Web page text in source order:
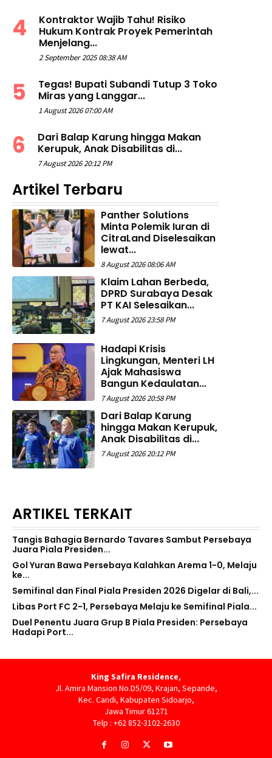
Kontraktor Wajib Tahu! Risiko
Hukum Kontrak Proyek Pemerintah
Menjelang...
2 September 2025 08:38 AM
Tegas! Bupati Subandi Tutup 3 Toko
Miras yang Langgar...
1 August 2026 07:00 AM
Dari Balap Karung hingga Makan
Kerupuk, Anak Disabilitas di...
7 August 2026 20:12 PM
Artikel Terbaru
Panther Solutions
Minta Polemik Iuran di
CitraLand Diselesaikan
lewat...
8 August 2026 08:06 AM
Klaim Lahan Berbeda,
DPRD Surabaya Desak
PT KAI Selesaikan...
7 August 2026 23:58 PM
Hadapi Krisis
Lingkungan, Menteri LH
Ajak Mahasiswa
Bangun Kedaulatan...
7 August 2026 20:58 PM
Dari Balap Karung
hingga Makan Kerupuk,
Anak Disabilitas di...
7 August 2026 20:12 PM
ARTIKEL TERKAIT
Tangis Bahagia Bernardo Tavares Sambut Persebaya
Juara Piala Presiden...
Gol Yuran Bawa Persebaya Kalahkan Arema 1-0, Melaju
ke...
Semifinal dan Final Piala Presiden 2026 Digelar di Bali,...
Libas Port FC 2-1, Persebaya Melaju ke Semifinal Piala...
Duel Penentu Juara Grup B Piala Presiden: Persebaya
Hadapi Port...
King Safira Residence,
Jl. Amira Mansion No.D5/09, Krajan, Sepande,
Kec. Candi, Kabupaten Sidoarjo,
Jawa Timur 61271
Telp : +62 852-3102-2630